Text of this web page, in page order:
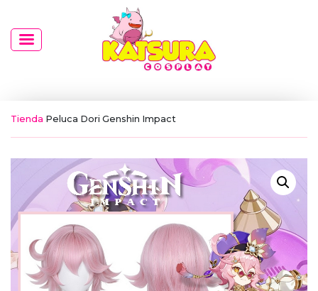
Tienda Peluca Dori Genshin Impact